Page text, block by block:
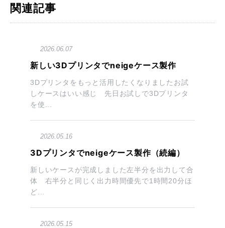
関連記事
2026.06.07
新しい3Dプリンタでneigeケース製作
3Dプリンタをもっと活用したくなりましたお試
しケースはいい感じ 先日お試しで3Dプリンタ
を使...
2026.05.16
3Dプリンタでneigeケース製作（続編）
新しいケースが完成しました左半分を出力して合
体 右半分と同じく出力時間優先で1時間20分ほ
ど...
2026.05.15